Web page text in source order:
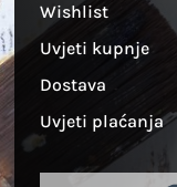
Wishlist
Uvjeti kupnje
Dostava
Uvjeti plaćanja